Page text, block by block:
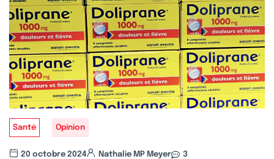
Santé Opinion
20 octobre 2024 Nathalie MP Meyer 3